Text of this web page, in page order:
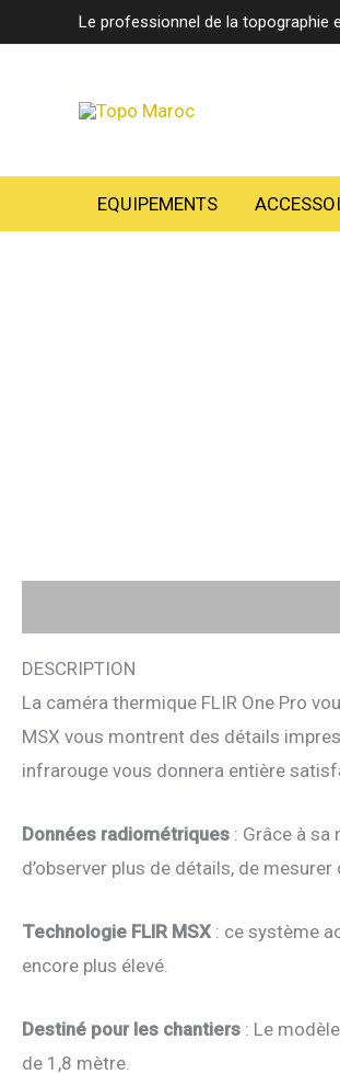
au
Le professionnel de la topographie
EQUIPEMENTS
DESCRIPTION
La caméra thermique FLIR One Pro
MSX vous montrent des détails
infrarouge vous donnera entière
Données radiométriques : Grâce à
d’observer plus de détails, de
Technologie FLIR MSX : ce système
encore plus élevé.
Destiné pour les chantiers : Le
de 1,8 mètre.